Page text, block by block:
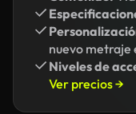
nuevo metraje
Niveles de
Ver precios →